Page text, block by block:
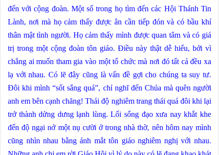
đến với cộng đoàn. Một số trong họ tìm đến các Hội Thánh Tin
Lành, nơi mà họ cảm thấy được ân cần tiếp đón và có bầu khí
thân mật tình người. Họ cảm thấy mình được quan tâm và có giá
trị trong một cộng đoàn tôn giáo. Điều này thật dễ hiểu, bởi vì
chẳng ai muốn tham gia vào một tổ chức mà nơi đó tất cả đều xa
lạ với nhau. Có lẽ đây cũng là vấn đề gợi cho chúng ta suy tư.
Đôi khi mình “sốt sắng quá”, chỉ nghĩ đến Chúa mà quên người
anh em bên cạnh chăng! Thái độ nghiêm trang thái quá đôi khi lại
trở thành dửng dưng lạnh lùng. Lối sống đạo xưa nay khắt khe
đến độ ngại nở một nụ cười ở trong nhà thờ, nên hôm nay mình
cũng nhìn nhau bằng ánh mắt tôn giáo nghiêm nghị với nhau.